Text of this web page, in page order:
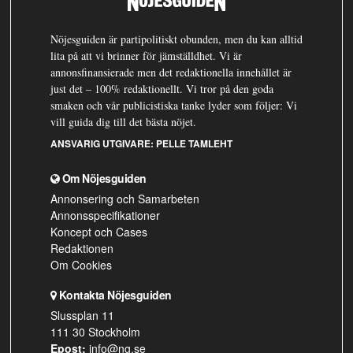
Nöjesguiden är partipolitiskt obunden, men du kan alltid
lita på att vi brinner för jämställdhet. Vi är
annonsfinansierade men det redaktionella innehållet är
just det – 100% redaktionellt. Vi tror på den goda
smaken och vår publicistiska tanke lyder som följer: Vi
vill guida dig till det bästa nöjet.
ANSVARIG UTGIVARE: PELLE TAMLEHT
Om Nöjesguiden
Annonsering och Samarbeten
Annonsspecifikationer
Koncept och Cases
Redaktionen
Om Cookies
Kontakta Nöjesguiden
Slussplan 11
111 30 Stockholm
Epost: info@ng.se